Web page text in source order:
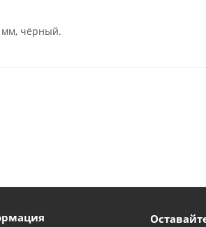
мм, чёрный.